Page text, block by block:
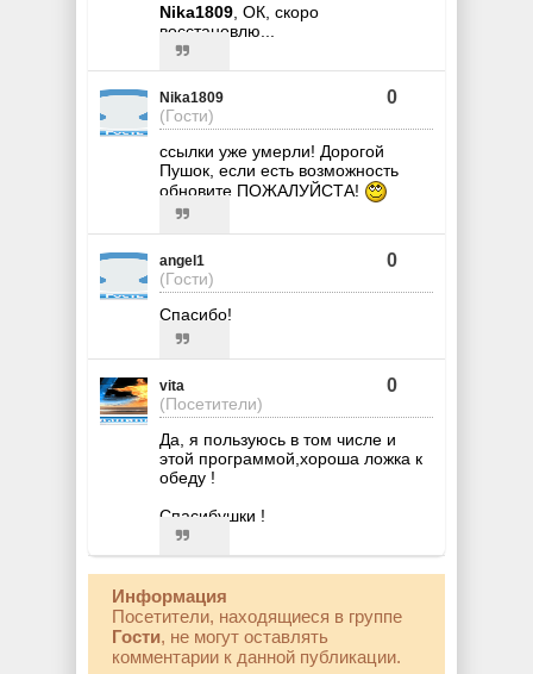
Nika1809 , ОК, скоро
восстановлю...
Nika1809
(Гости)
0
ссылки уже умерли! Дорогой
Пушок, если есть возможность
обновите ПОЖАЛУЙСТА!
angel1
(Гости)
0
Спасибо!
vita
(Посетители)
0
Да, я пользуюсь в том числе и
этой программой,хороша ложка к
обеду !
Спасибушки !
Информация
Посетители, находящиеся в группе
Гости, не могут оставлять
комментарии к данной публикации.